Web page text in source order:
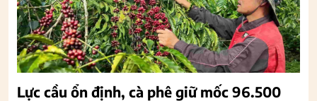
Lực cầu ổn định, cà phê giữ mốc 96.500